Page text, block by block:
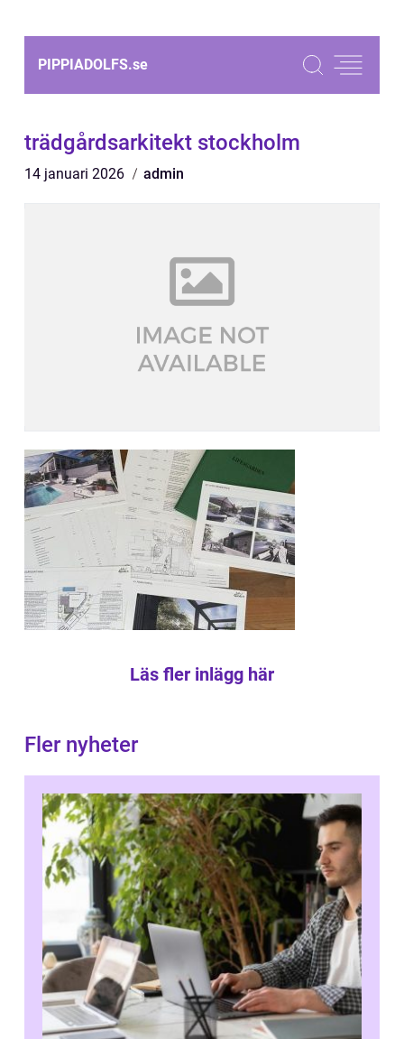
PIPPIADOLFS.se
trädgårdsarkitekt stockholm
14 januari 2026 admin
Läs fler inlägg här
Fler nyheter